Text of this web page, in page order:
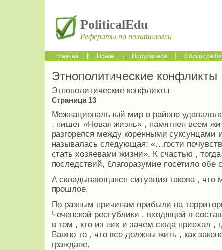
PoliticalEdu
Рефераты по политологии
Главная Новое Популярное Список
Этнополитические конфликты
Этнополитические конфликты
Страница 13
Межнациональный мир в районе
, пишет «Новая жизнь» , памятнен всем
разгорелся между коренными суксунцами
называлась следующая: «…гости
стать хозяевами жизни». К счастью ,
последствий, благоразумие посетило обе
А складывающаяся ситуация такова , что
прошлое.
По разным причинам прибыли на
Чеченской республики , входящей в
в том , кто из них и зачем сюда приехал ,
Важно то , что все должны жить , как
граждане.